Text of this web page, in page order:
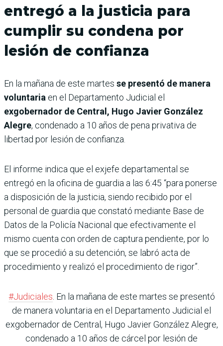
entregó a la justicia para
cumplir su condena por
lesión de confianza
En la mañana de este martes se presentó de manera
voluntaria en el Departamento Judicial el
exgobernador de Central, Hugo Javier González
Alegre, condenado a 10 años de pena privativa de
libertad por lesión de confianza.
El informe indica que el exjefe departamental se
entregó en la oficina de guardia a las 6:45 “para ponerse
a disposición de la justicia, siendo recibido por el
personal de guardia que constató mediante Base de
Datos de la Policía Nacional que efectivamente el
mismo cuenta con orden de captura pendiente, por lo
que se procedió a su detención, se labró acta de
procedimiento y realizó el procedimiento de rigor”.
#Judiciales . En la mañana de este martes se presentó
de manera voluntaria en el Departamento Judicial el
exgobernador de Central, Hugo Javier González Alegre,
condenado a 10 años de cárcel por lesión de